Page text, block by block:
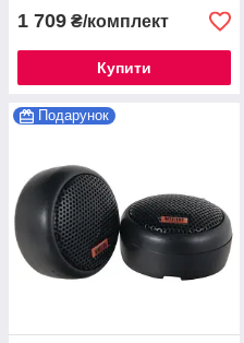
1 709 ₴/комплект
Купити
Подарунок